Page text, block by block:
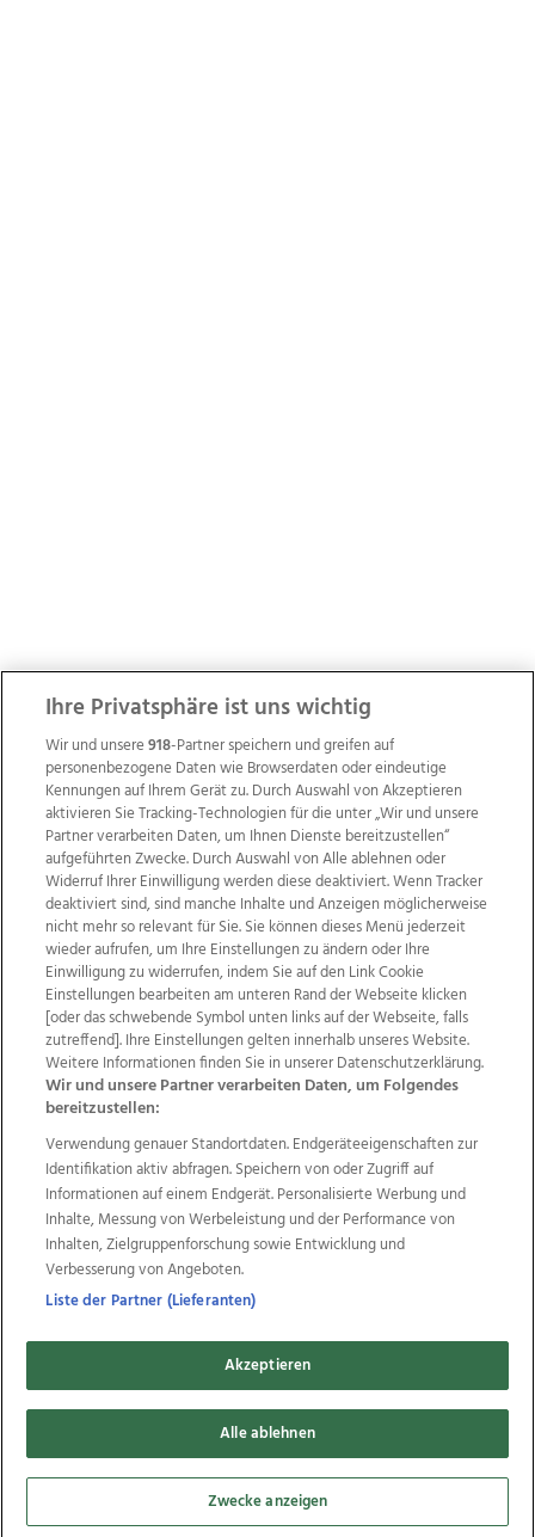
Wir über uns Mediadaten Kontakt
Jobs
Datenschutz
Impressum
AGB Anzeigekunden
AGB Website
Ehrenkodex Politische Werbung
Weitere Angebote des Medienhauses Wimmer
TV1 di-mog-i.at OÖNow
Ischler Woche
Life Radio
OÖNachrichten
OÖN Immobilien
OÖN Karriere
OÖN Reise
Promenaden Galerien
Regionaljobs
wasistlos.at
Copyrights © 2026 Tips Zeitungs GmbH & Co KG
developed by11x11.net
Cookie Einstellungen bearbeiten
Ihre Privatsphäre ist uns wichtig
Wir und unsere918-Partner speichern und greifen auf
personenbezogene Daten wie Browserdaten oder eindeutige
Kennungen auf Ihrem Gerät zu. Durch Auswahl von Akzeptieren
aktivieren Sie Tracking-Technologien für die unter „Wir und unsere
Partner verarbeiten Daten, um Ihnen Dienste bereitzustellen“
aufgeführten Zwecke. Durch Auswahl von Alle ablehnen oder
Widerruf Ihrer Einwilligung werden diese deaktiviert. Wenn Tracker
deaktiviert sind, sind manche Inhalte und Anzeigen möglicherweise
nicht mehr so relevant für Sie. Sie können dieses Menü jederzeit
wieder aufrufen, um Ihre Einstellungen zu ändern oder Ihre
Einwilligung zu widerrufen, indem Sie auf den Link Cookie
Einstellungen bearbeiten am unteren Rand der Webseite klicken
[oder das schwebende Symbol unten links auf der Webseite, falls
zutreffend]. Ihre Einstellungen gelten innerhalb unseres Website.
Weitere Informationen finden Sie in unserer Datenschutzerklärung.
Wir und unsere Partner verarbeiten Daten, um Folgendes
bereitzustellen:
Verwendung genauer Standortdaten. Endgeräteeigenschaften zur
Identifikation aktiv abfragen. Speichern von oder Zugriff auf
Informationen auf einem Endgerät. Personalisierte Werbung und
Inhalte, Messung von Werbeleistung und der Performance von
Inhalten, Zielgruppenforschung sowie Entwicklung und
Verbesserung von Angeboten.
Liste der Partner (Lieferanten)
Akzeptieren
Alle ablehnen
Zwecke anzeigen